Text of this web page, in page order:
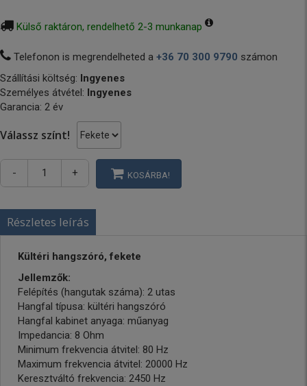
Külső raktáron, rendelhető 2-3 munkanap
Telefonon is megrendelheted a +36 70 300 9790 számon
Szállítási költség: Ingyenes
Személyes átvétel: Ingyenes
Garancia: 2 év
Válassz színt!
- + KOSÁRBA!
Részletes leírás
Kültéri hangszóró, fekete
Jellemzők:
Felépítés (hangutak száma): 2 utas
Hangfal típusa: kültéri hangszóró
Hangfal kabinet anyaga: műanyag
Impedancia: 8 Ohm
Minimum frekvencia átvitel: 80 Hz
Maximum frekvencia átvitel: 20000 Hz
Keresztváltó frekvencia: 2450 Hz